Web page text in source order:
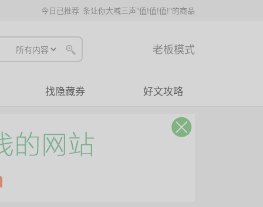
今日已推荐 条让你大喊三声"值!值!值!"的商品
老板模式
找隐藏券 好文攻略